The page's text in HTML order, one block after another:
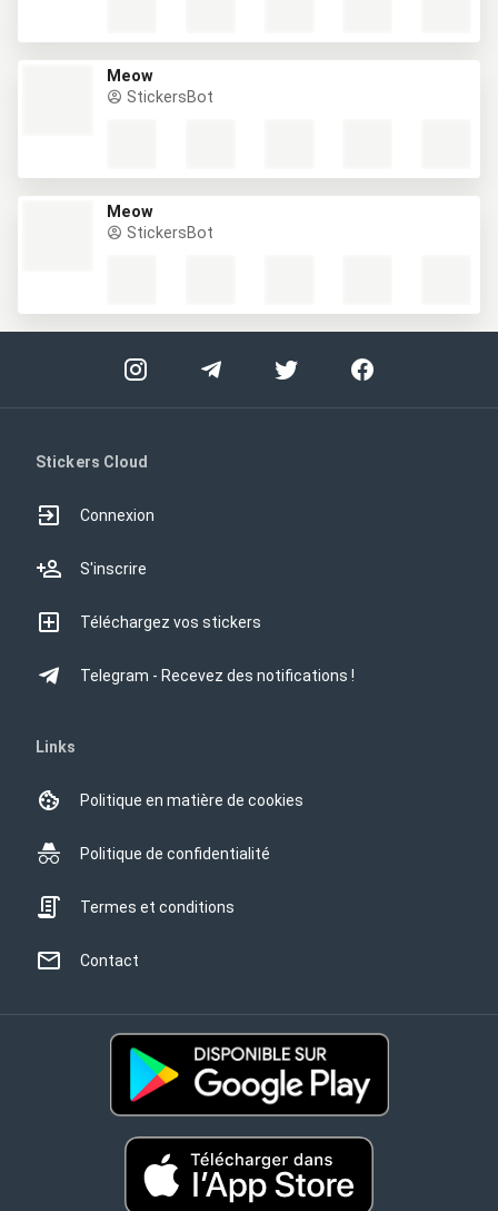
Meow
StickersBot
Meow
StickersBot
Stickers Cloud
Connexion
S'inscrire
Téléchargez vos stickers
Telegram - Recevez des notifications !
Links
Politique en matière de cookies
Politique de confidentialité
Termes et conditions
Contact